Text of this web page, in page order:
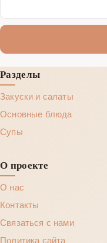
Разделы
Закуски и салаты
Основные блюда
Супы
О проекте
О нас
Контакты
Связаться с нами
Политика сайта